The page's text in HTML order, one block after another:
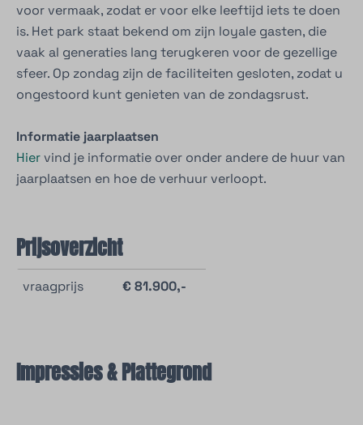
voor vermaak, zodat er voor elke leeftijd iets te doen
is. Het park staat bekend om zijn loyale gasten, die
vaak al generaties lang terugkeren voor de gezellige
sfeer. Op zondag zijn de faciliteiten gesloten, zodat u
ongestoord kunt genieten van de zondagsrust.
Informatie jaarplaatsen
Hiervind je informatie over onder andere de huur van
jaarplaatsen en hoe de verhuur verloopt.
Prijsoverzicht
vraagprijs € 81.900,-
Impressies & Plattegrond